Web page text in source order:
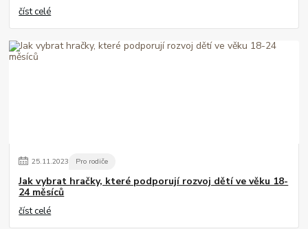
číst celé
25.11.2023 Pro rodiče
Jak vybrat hračky, které podporují rozvoj dětí ve věku 18-
24 měsíců
číst celé